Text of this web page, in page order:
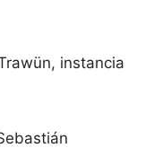
instancia